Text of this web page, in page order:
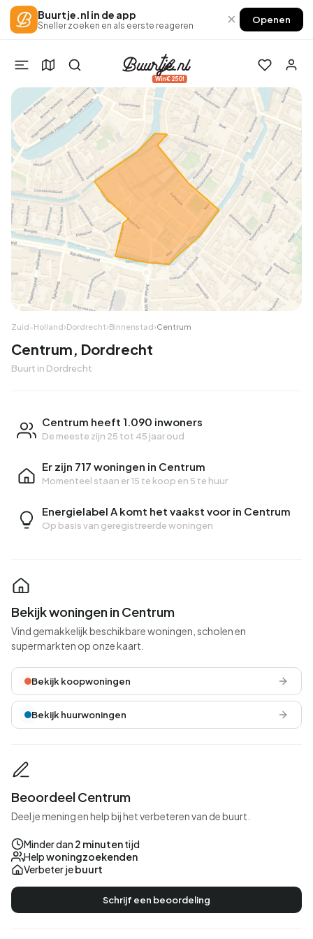
Buurtje.nl in de app
Sneller zoeken en als eerste reageren × Openen
Win €250!
Zuid-Holland›Dordrecht›Binnenstad›Centrum
Centrum, Dordrecht
Buurt in Dordrecht
Centrum heeft 1.090 inwoners
De meeste zijn 25 tot 45 jaar oud
Er zijn 717 woningen in Centrum
Momenteel staan er15 te koop en 5 te huur
Energielabel A komt het vaakst voor in Centrum
Op basis van geregistreerde woningen
Bekijk woningen in Centrum
Vind gemakkelijk beschikbare woningen, scholen en
supermarkten op onze kaart.
Bekijk koopwoningen
Bekijk huurwoningen
Beoordeel Centrum
Deel je mening en help bij het verbeteren van de buurt.
Minder dan 2 minutentijd
Helpwoningzoekenden
Verbeter jebuurt
Schrijf een beoordeling